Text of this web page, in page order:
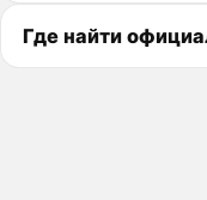
Где найти